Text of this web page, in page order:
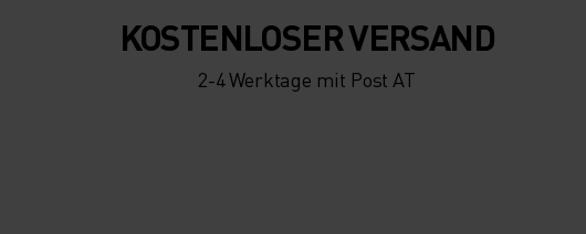
KOSTENLOSER VERSAND
2-4 Werktage mit Post AT